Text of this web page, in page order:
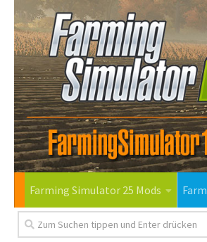
Farming Simulator 25 Mods